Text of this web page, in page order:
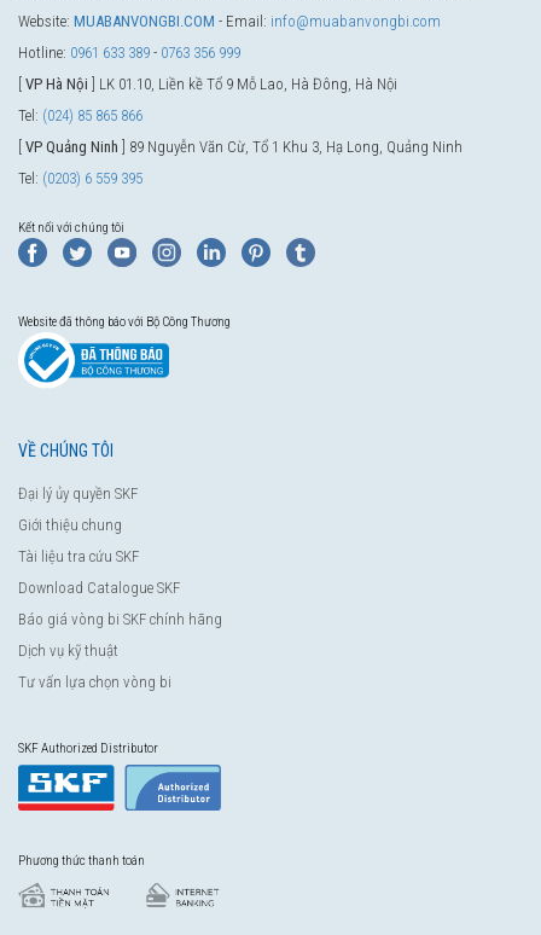
Website: MUABANVONGBI.COM - Email: info@muabanvongbi.com
Hotline: 0961 633 389 - 0763 356 999
VP Hà Nội ] LK 01.10, Liền kề Tổ 9 Mỗ Lao, Hà Đông, Hà Nội
Tel: (024) 85 865 866
VP Quảng Ninh ] 89 Nguyễn Văn Cừ, Tổ 1 Khu 3, Hạ Long, Quảng Ninh
Tel: (0203) 6 559 395
Kết nối với chúng tôi
Website đã thông báo với Bộ Công Thương
VỀ CHÚNG TÔI
Đại lý ủy quyền SKF
Giới thiệu chung
Tài liệu tra cứu SKF
Download Catalogue SKF
Báo giá vòng bi SKF chính hãng
Dịch vụ kỹ thuật
Tư vấn lựa chọn vòng bi
SKF Authorized Distributor
Phương thức thanh toán